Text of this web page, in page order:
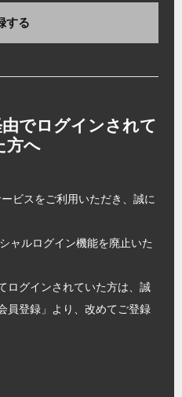
する
でログインされて
方へ
ビスをご利用いただき、誠に
ャルログイン機能を廃止いた
ログインされていた方は、誠
員登録」より、改めてご登録